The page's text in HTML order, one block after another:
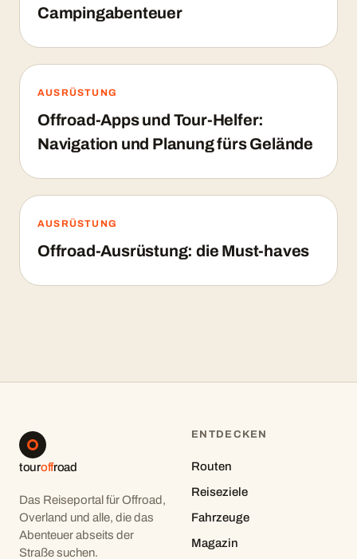
Campingabenteuer
AUSRÜSTUNG
Offroad-Apps und Tour-Helfer:
Navigation und Planung fürs Gelände
AUSRÜSTUNG
Offroad-Ausrüstung: die Must-haves
touroffroad
Das Reiseportal für Offroad,
Overland und alle, die das
Abenteuer abseits der
Straße suchen.
ENTDECKEN
Routen
Reiseziele
Fahrzeuge
Magazin